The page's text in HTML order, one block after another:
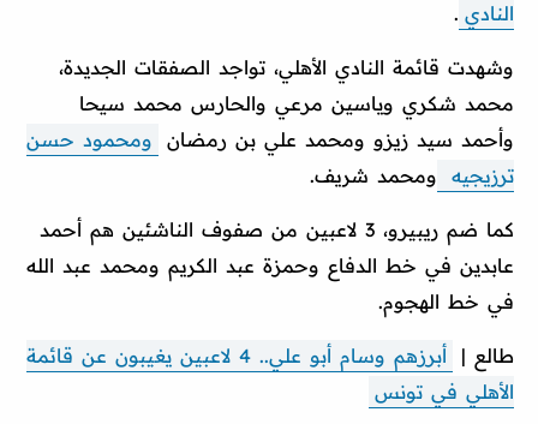
النادي .
وشهدت قائمة النادي الأهلي، تواجد الصفقات الجديدة،
محمد شكري وياسين مرعي والحارس محمد سيحا
وأحمد سيد زيزو ومحمد علي بن رمضان
ومحمود حسن
ترزيجيه
ومحمد شريف.
كما ضم ريبيرو، 3 لاعبين من صفوف الناشئين هم أحمد
عابدين في خط الدفاع وحمزة عبد الكريم ومحمد عبد الله
في خط الهجوم.
طالع |
أبرزهم وسام أبو علي.. 4 لاعبين يغيبون عن قائمة
الأهلي في تونس